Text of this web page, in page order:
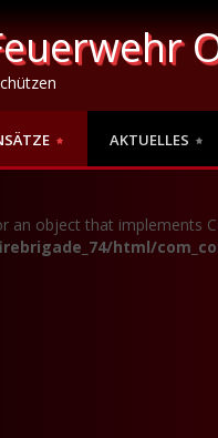
AKTUELLES
an object that implements
html/